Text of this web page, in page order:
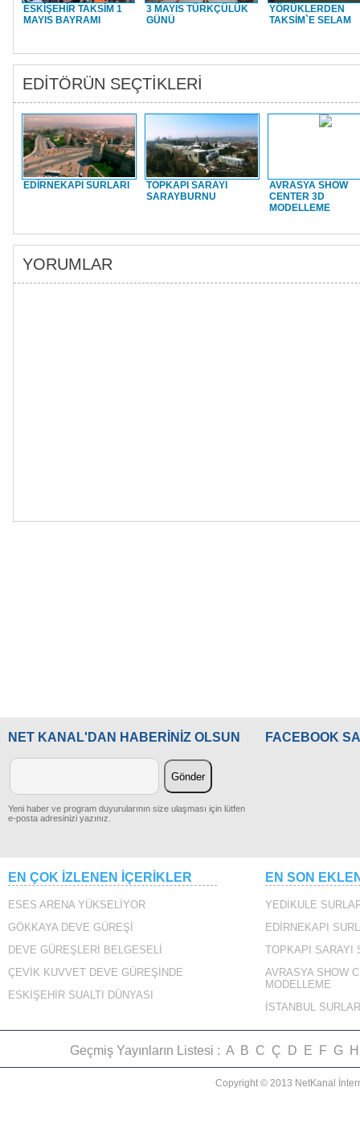
ESKİŞEHİR TAKSİM 1
MAYIS BAYRAMI
3 MAYIS TÜRKÇÜLÜK
GÜNÜ
YÖRÜKLERDEN
TAKSİM`E SELAM
EDİTÖRÜN SEÇTİKLERİ
EDİRNEKAPI SURLARI
TOPKAPI SARAYI
SARAYBURNU
AVRASYA SHOW
CENTER 3D
MODELLEME
YORUMLAR
NET KANAL'DAN HABERİNİZ OLSUN
Yeni haber ve program duyurularının size ulaşması için lütfen
e-posta adresinizi yazınız.
FACEBOOK
EN ÇOK İZLENEN İÇERİKLER
ESES ARENA YÜKSELİYOR
GÖKKAYA DEVE GÜREŞİ
DEVE GÜREŞLERİ BELGESELİ
ÇEVİK KUVVET DEVE GÜREŞİNDE
ESKİŞEHİR SUALTI DÜNYASI
EN SON
YEDİKULE
EDİRNEKAPI
TOPKAPI SARAYI
AVRASYA SHOW
MODELLEME
İSTANBUL
Geçmiş Yayınların Listesi : A B C Ç D E F G H
Copyright © 2013 NetKanal